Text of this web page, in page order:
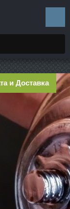
и Доставка